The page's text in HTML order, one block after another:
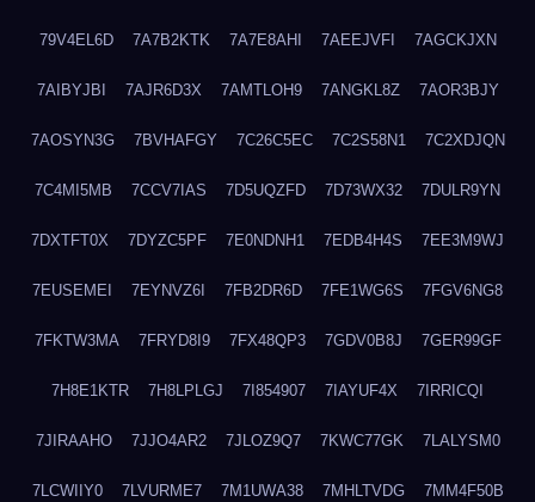
79V4EL6D 7A7B2KTK 7A7E8AHI 7AEEJVFI 7AGCKJXN
7AIBYJBI 7AJR6D3X 7AMTLOH9 7ANGKL8Z 7AOR3BJY
7AOSYN3G 7BVHAFGY 7C26C5EC 7C2S58N1 7C2XDJQN
7C4MI5MB 7CCV7IAS 7D5UQZFD 7D73WX32 7DULR9YN
7DXTFT0X 7DYZC5PF 7E0NDNH1 7EDB4H4S 7EE3M9WJ
7EUSEMEI 7EYNVZ6I 7FB2DR6D 7FE1WG6S 7FGV6NG8
7FKTW3MA 7FRYD8I9 7FX48QP3 7GDV0B8J 7GER99GF
7H8E1KTR 7H8LPLGJ 7I854907 7IAYUF4X 7IRRICQI
7JIRAAHO 7JJO4AR2 7JLOZ9Q7 7KWC77GK 7LALYSM0
7LCWIIY0 7LVURME7 7M1UWA38 7MHLTVDG 7MM4F50B